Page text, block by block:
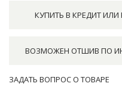
КУПИТЬ В КРЕДИТ
ВОЗМОЖЕН ОТШИВ ПО
ЗАДАТЬ ВОПРОС О ТОВАРЕ